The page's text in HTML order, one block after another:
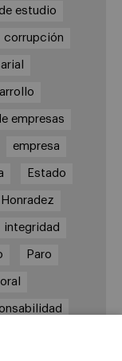
estudio
corrupción
empresas
empresa
Estado
Honradez
integridad
Paro